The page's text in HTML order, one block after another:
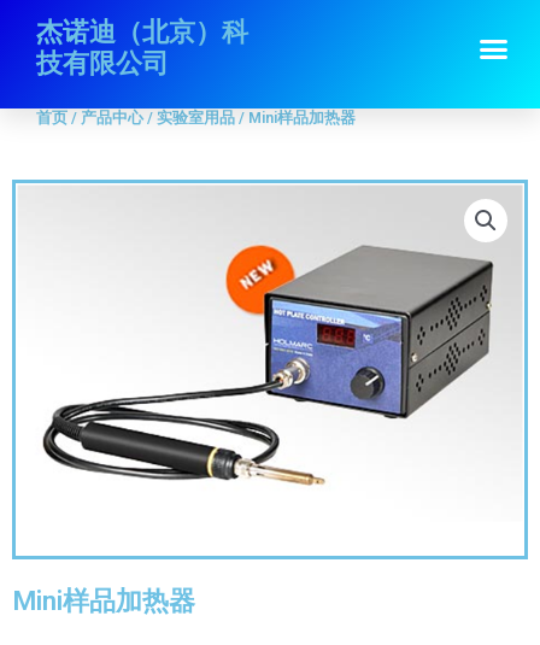
杰诺迪（北京）科
技有限公司
首页/产品中心 实验室用品 / Mini样品加热器
首页 / 产品中心/ 实验室用品 / Mini样品加热器
Mini样品加热器